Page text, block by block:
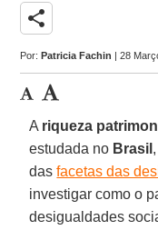
share
Por:Patricia Fachin | 28
A riqueza
estudada no Brasil
dasfacetas das
investigar como o
desigualdades